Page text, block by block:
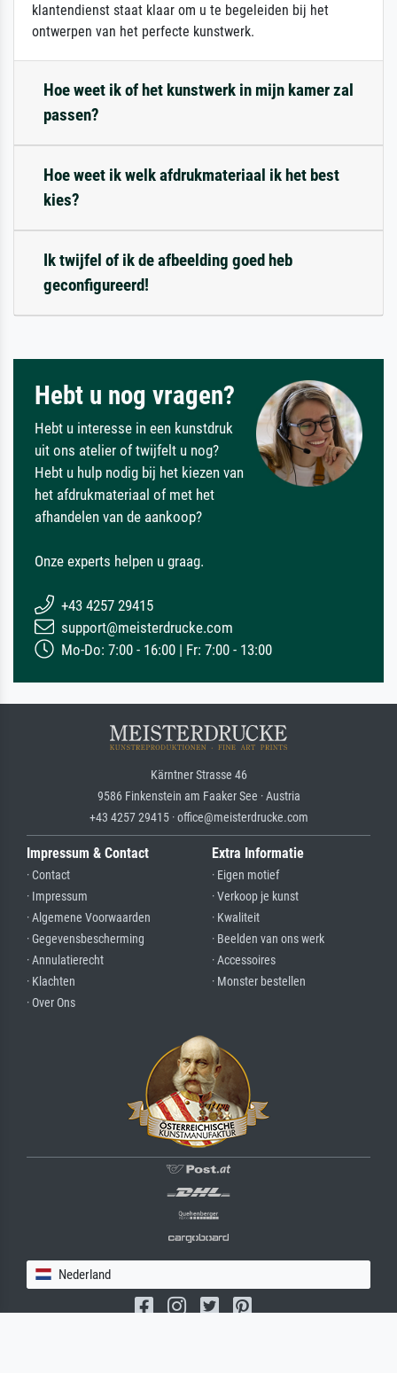
klantendienst staat klaar om u te begeleiden bij het
ontwerpen van het perfecte kunstwerk.
Hoe weet ik of het kunstwerk in mijn kamer zal
passen?
Hoe weet ik welk afdrukmateriaal ik het best
kies?
Ik twijfel of ik de afbeelding goed heb
geconfigureerd!
Hebt u nog vragen?
Hebt u interesse in een kunstdruk
uit ons atelier of twijfelt u nog?
Hebt u hulp nodig bij het kiezen van
het afdrukmateriaal of met het
afhandelen van de aankoop?
Onze experts helpen u graag.
+43 4257 29415
support@meisterdrucke.com
Mo-Do: 7:00 - 16:00 | Fr: 7:00 - 13:00
Kärntner Strasse 46
9586 Finkenstein am Faaker See · Austria
+43 4257 29415 · office@meisterdrucke.com
Impressum & Contact
· Contact
· Impressum
· Algemene Voorwaarden
· Gegevensbescherming
· Annulatierecht
· Klachten
· Over Ons
Extra Informatie
· Eigen motief
· Verkoop je kunst
· Kwaliteit
· Beelden van ons werk
· Accessoires
· Monster bestellen
Nederland